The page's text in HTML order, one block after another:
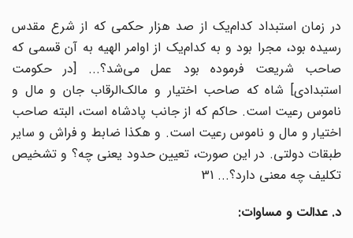
در زمان استبداد کدام‌یک از صد هزار حکمی که از شرع مقدس
رسیده بود، مجرا بود و به کدام‌یک از اوامر الهیه به آن قسمی که
صاحب شریعت فرموده بود عمل می‌شد؟... [در حکومت
استبدادی] شاه که صاحب اختیار و مالک‌الرقاب جان و مال و
ناموس رعیت است. حاکم که از جانب پادشاه است، البته صاحب
اختیار و مال و ناموس رعیت است. و هکذا ضابط و فراش و سایر
طبقات دولتی. در این صورت، تعیین حدود یعنی چه؟ و تشخیص
تکلیف چه معنی دارد؟... 31
د. عدالت و مساوات: